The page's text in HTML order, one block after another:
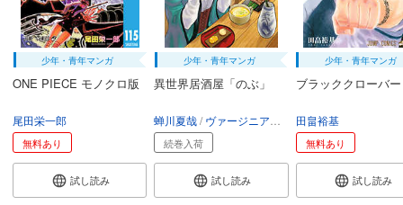
少年・青年マンガ
ONE PIECE モノクロ版
尾田栄一郎
無料あり
試し読み
少年・青年マンガ
異世界居酒屋「のぶ」
蝉川夏哉 ヴァージニア二等兵 転
続巻入荷
試し読み
少年・青年マンガ
ブラッククローバー
田畠裕基
無料あり
試し読み